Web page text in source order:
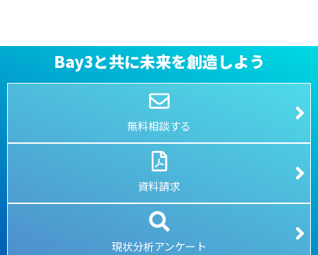
Bay3と共に未来を創造しよう
無料相談する
資料請求
現状分析アンケート